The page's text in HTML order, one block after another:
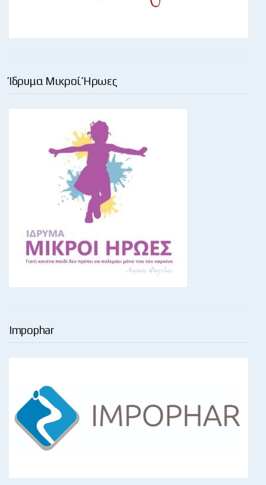
Ίδρυμα Μικροί Ήρωες
Impophar